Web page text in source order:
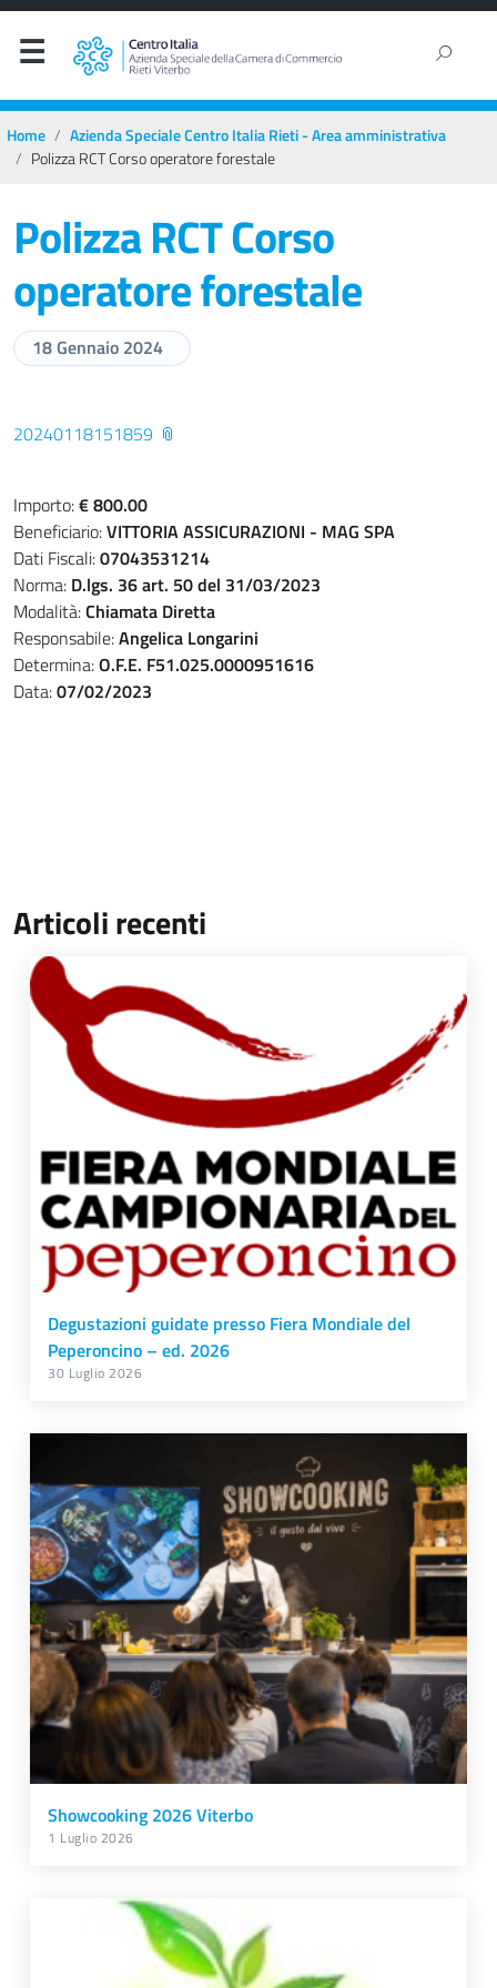
Home
Azienda Speciale Centro Italia Rieti - Area amministrativa
Polizza RCT Corso operatore forestale
Polizza RCT Corso
operatore forestale
18 Gennaio 2024
20240118151859
Importo:€ 800.00
Beneficiario:VITTORIA ASSICURAZIONI - MAG SPA
Dati Fiscali:07043531214
Norma: D.lgs. 36 art. 50 del 31/03/2023
Modalità:Chiamata Diretta
Responsabile:Angelica Longarini
Determina:O.F.E. F51.025.0000951616
Data:07/02/2023
Articoli recenti
Degustazioni guidate presso Fiera Mondiale del
Peperoncino – ed. 2026
30 Luglio 2026
Showcooking 2026 Viterbo
1 Luglio 2026